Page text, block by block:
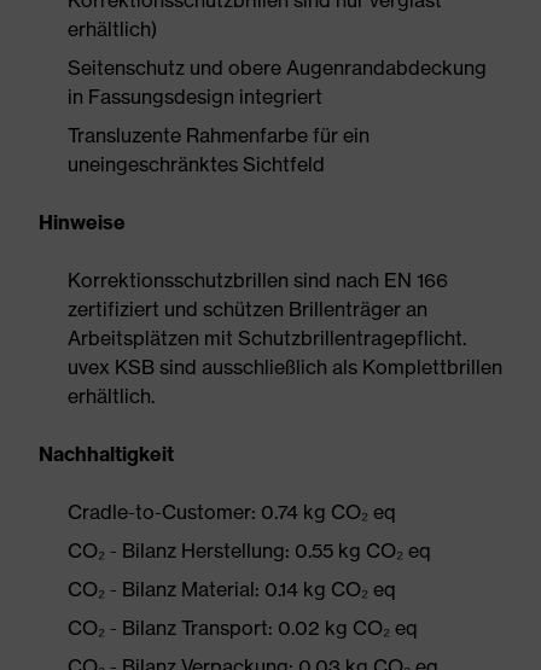
erhältlich)
Seitenschutz und obere Augenrandabdeckung
in Fassungsdesign integriert
Transluzente Rahmenfarbe für ein
uneingeschränktes Sichtfeld
Hinweise
Korrektionsschutzbrillen sind nach EN 166
zertifiziert und schützen Brillenträger an
Arbeitsplätzen mit Schutzbrillentragepflicht.
uvex KSB sind ausschließlich als Komplettbrillen
erhältlich.
Nachhaltigkeit
Cradle-to-Customer: 0.74 kg CO₂ eq
CO₂ - Bilanz Herstellung: 0.55 kg CO₂ eq
CO₂ - Bilanz Material: 0.14 kg CO₂ eq
CO₂ - Bilanz Transport: 0.02 kg CO₂ eq